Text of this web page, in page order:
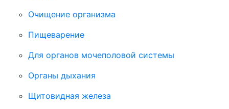
Очищение организма
Пищеварение
Для органов мочеполовой системы
Органы дыхания
Щитовидная железа